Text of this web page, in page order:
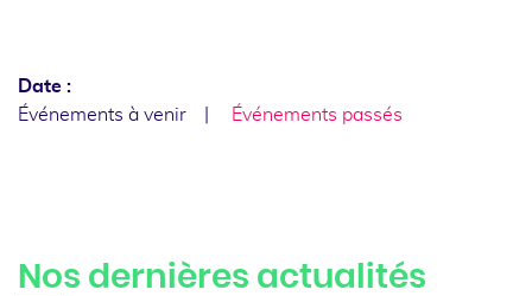
Date :
Événements à venir
Événements passés
Nos dernières actualités